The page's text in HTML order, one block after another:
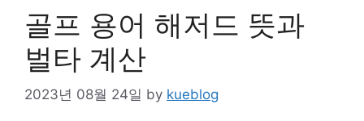
골프 용어 해저드 뜻과
벌타 계산
2023년 08월 24일 by kueblog